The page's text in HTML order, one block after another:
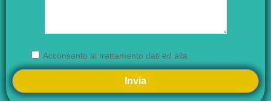
Acconsento al trattamento dati ed alla